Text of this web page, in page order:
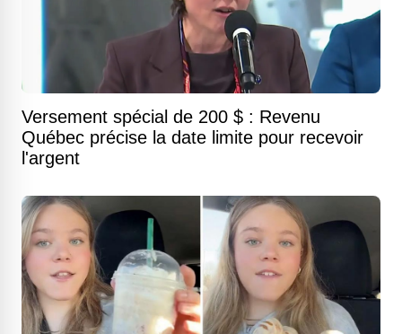
Versement spécial de 200 $ : Revenu
Québec précise la date limite pour recevoir
l'argent